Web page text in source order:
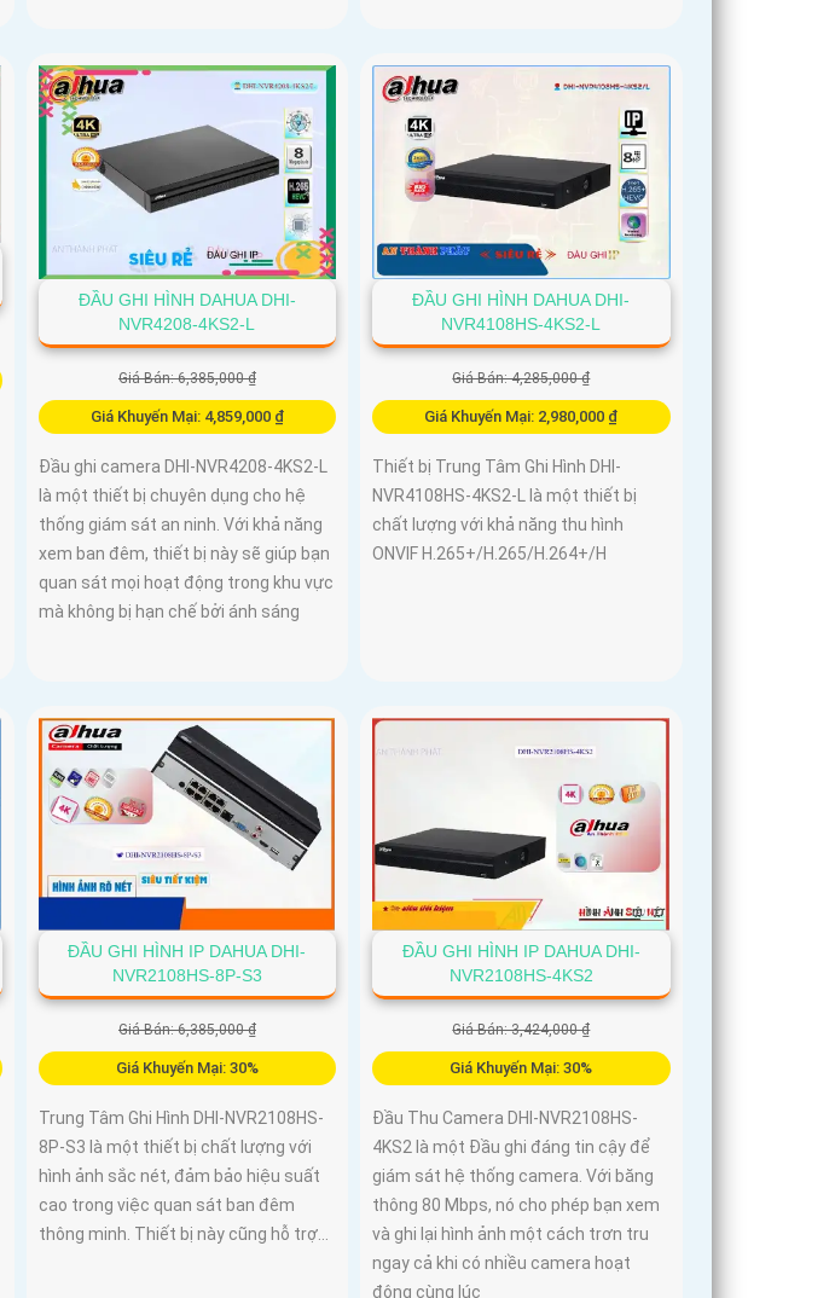
ĐẦU GHI HÌNH DAHUA DHI-
NVR4208-4KS2-L
Giá Bán: 6,385,000 ₫
Giá Khuyến Mại: 4,859,000 ₫
Đầu ghi camera DHI-NVR4208-4KS2-L
là một thiết bị chuyên dụng cho hệ
thống giám sát an ninh. Với khả năng
xem ban đêm, thiết bị này sẽ giúp bạn
quan sát mọi hoạt động trong khu vực
mà không bị hạn chế bởi ánh sáng
ĐẦU GHI HÌNH DAHUA DHI-
NVR4108HS-4KS2-L
Giá Bán: 4,285,000 ₫
Giá Khuyến Mại: 2,980,000 ₫
Thiết bị Trung Tâm Ghi Hình DHI-
NVR4108HS-4KS2-L là một thiết bị
chất lượng với khả năng thu hình
ONVIF H.265+/H.265/H.264+/H
ĐẦU GHI HÌNH IP DAHUA DHI-
NVR2108HS-8P-S3
Giá Bán: 6,385,000 ₫
Giá Khuyến Mại: 30%
Trung Tâm Ghi Hình DHI-NVR2108HS-
8P-S3 là một thiết bị chất lượng với
hình ảnh sắc nét, đảm bảo hiệu suất
cao trong việc quan sát ban đêm
thông minh. Thiết bị này cũng hỗ trợ...
ĐẦU GHI HÌNH IP DAHUA DHI-
NVR2108HS-4KS2
Giá Bán: 3,424,000 ₫
Giá Khuyến Mại: 30%
Đầu Thu Camera DHI-NVR2108HS-
4KS2 là một Đầu ghi đáng tin cậy để
giám sát hệ thống camera. Với băng
thông 80 Mbps, nó cho phép bạn xem
và ghi lại hình ảnh một cách trơn tru
ngay cả khi có nhiều camera hoạt
động cùng lúc